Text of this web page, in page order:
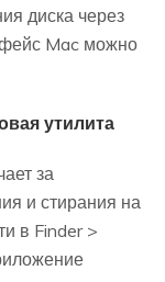
диска через
Mac можно
утилита
за
и стирания на
в Finder >